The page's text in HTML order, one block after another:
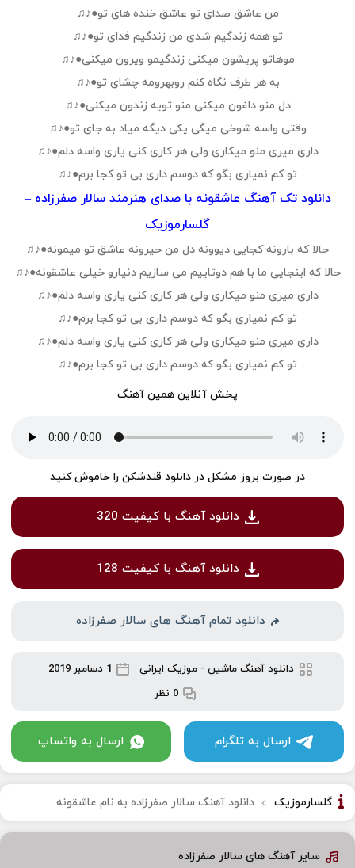
من عاشق صدای تو عاشق خنده های تو●♪♫
تو همه زندگیم شدی من زندگیم فدای تو●♪♫
موهاتو پریشون میکنی زندگیمو ویرون میکنی●♪♫
به هر طرف نگاه کنم روبهرومه چشای تو●♪♫
دل منو داغون میکنی منو تویه زندون میکنی●♪♫
وقتی واسه شوخی میگی یکی دیگه میاد به جای تو●♪♫
داری میری منو میکاری ولی هر کاری کنی یاری واسه دلم●♪♫
تو کم نمیاری بگو که دوسم داری بی تو کجا برم●♪♫
دانلود تک آهنگ عاشقونه با صدای هنرمند سالار صفرزاده –
گلسارموزیک
حالا که بارونه کجایی دیوونه دل من حیرونه عاشق تو میمونه●♪♫
حالا که اینجایی ما با هم دوتاییم می سازیم دنیارو خیلی عاشقونه●♪♫
داری میری منو میکاری ولی هر کاری کنی یاری واسه دلم●♪♫
تو کم نمیاری بگو که دوسم داری بی تو کجا برم●♪♫
داری میری منو میکاری ولی هر کاری کنی یاری واسه دلم●♪♫
تو کم نمیاری بگو که دوسم داری بی تو کجا برم●♪♫
پخش آنلاین همین آهنگ
در صورت بروز مشکل در دانلود قندشکن را خاموش کنید
دانلود آهنگ با کیفیت 320
دانلود آهنگ با کیفیت 128
دانلود تمام آهنگ های سالار صفرزاده
دانلود آهنگ ماشین- موزیک ایرانی
1 دسامبر 2019
0 نظر
ارسال به تلگرام ارسال به واتساپ
گلسارموزیک دانلود آهنگ سالار صفرزاده به نام عاشقونه
سایر آهنگ های سالار صفرزاده